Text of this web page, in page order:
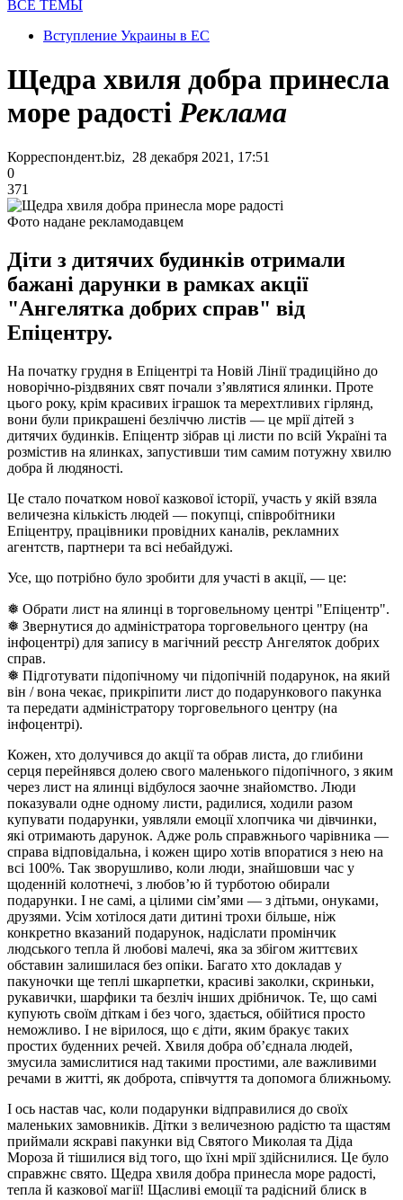
ВСЕ ТЕМЫ
Вступление Украины в ЕС
Щедра хвиля добра принесла
море радості Реклама
Корреспондент.biz, 28 декабря 2021, 17:51
0
371
Фото надане рекламодавцем
Діти з дитячих будинків отримали
бажані дарунки в рамках акції
"Ангелятка добрих справ" від
Епіцентру.
На початку грудня в Епіцентрі та Новій Лінії традиційно до
новорічно-різдвяних свят почали з’являтися ялинки. Проте
цього року, крім красивих іграшок та мерехтливих гірлянд,
вони були прикрашені безліччю листів — це мрії дітей з
дитячих будинків. Епіцентр зібрав ці листи по всій Україні та
розмістив на ялинках, запустивши тим самим потужну хвилю
добра й людяності.
Це стало початком нової казкової історії, участь у якій взяла
величезна кількість людей — покупці, співробітники
Епіцентру, працівники провідних каналів, рекламних
агентств, партнери та всі небайдужі.
Усе, що потрібно було зробити для участі в акції, — це:
❅ Обрати лист на ялинці в торговельному центрі "Епіцентр".
❅ Звернутися до адміністратора торговельного центру (на
інфоцентрі) для запису в магічний реєстр Ангеляток добрих
справ.
❅ Підготувати підопічному чи підопічній подарунок, на який
він / вона чекає, прикріпити лист до подарункового пакунка
та передати адміністратору торговельного центру (на
інфоцентрі).
Кожен, хто долучився до акції та обрав листа, до глибини
серця перейнявся долею свого маленького підопічного, з яким
через лист на ялинці відбулося заочне знайомство. Люди
показували одне одному листи, радилися, ходили разом
купувати подарунки, уявляли емоції хлопчика чи дівчинки,
які отримають дарунок. Адже роль справжнього чарівника —
справа відповідальна, і кожен щиро хотів впоратися з нею на
всі 100%. Так зворушливо, коли люди, знайшовши час у
щоденній колотнечі, з любов’ю й турботою обирали
подарунки. І не самі, а цілими сім’ями — з дітьми, онуками,
друзями. Усім хотілося дати дитині трохи більше, ніж
конкретно вказаний подарунок, надіслати промінчик
людського тепла й любові малечі, яка за збігом життєвих
обставин залишилася без опіки. Багато хто докладав у
пакуночки ще теплі шкарпетки, красиві заколки, скриньки,
рукавички, шарфики та безліч інших дрібничок. Те, що самі
купують своїм діткам і без чого, здається, обійтися просто
неможливо. І не вірилося, що є діти, яким бракує таких
простих буденних речей. Хвиля добра об’єднала людей,
змусила замислитися над такими простими, але важливими
речами в житті, як доброта, співчуття та допомога ближньому.
І ось настав час, коли подарунки відправилися до своїх
маленьких замовників. Дітки з величезною радістю та щастям
приймали яскраві пакунки від Святого Миколая та Діда
Мороза й тішилися від того, що їхні мрії здійснилися. Це було
справжнє свято. Щедра хвиля добра принесла море радості,
тепла й казкової магії! Щасливі емоції та радісний блиск в